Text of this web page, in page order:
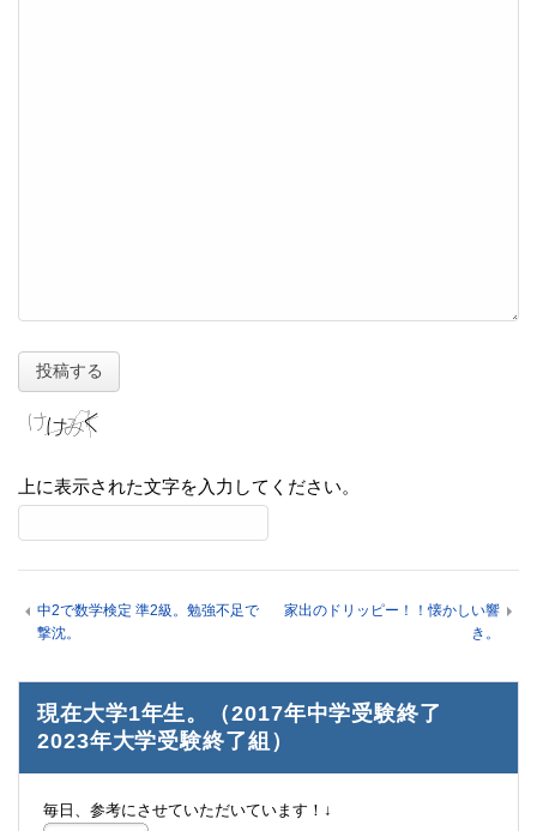
上に表示された文字を入力してください。
中2で数学検定 準2級。勉強不足で
撃沈。
家出のドリッピー！！懐かしい響
き。
現在大学1年生。（2017年中学受験終了
2023年大学受験終了組）
毎日、参考にさせていただいています！↓